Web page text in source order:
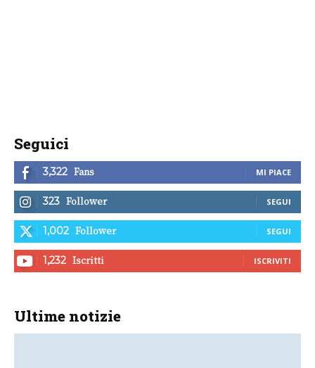
Seguici
3,322 Fans MI PIACE
323 Follower SEGUI
1,002 Follower SEGUI
1,232 Iscritti ISCRIVITI
Ultime notizie